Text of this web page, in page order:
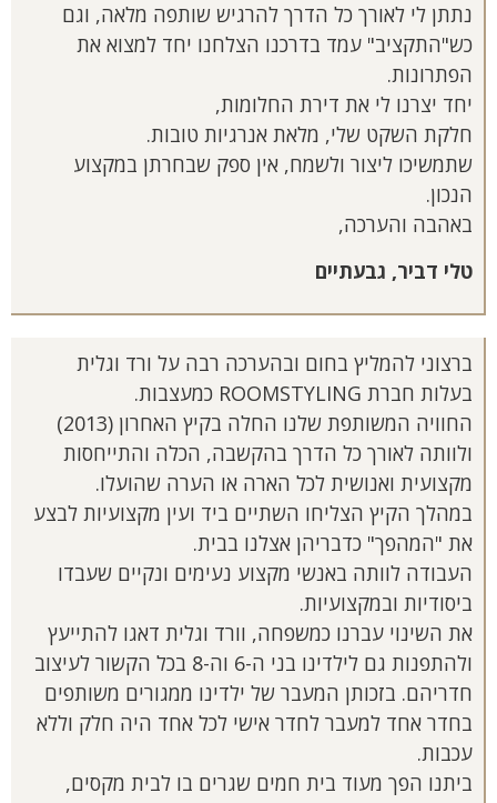
נתתן לי לאורך כל הדרך להרגיש שותפה מלאה, וגם
כש"התקציב" עמד בדרכנו הצלחנו יחד למצוא את
הפתרונות.
יחד יצרנו לי את דירת החלומות,
חלקת השקט שלי, מלאת אנרגיות טובות.
שתמשיכו ליצור ולשמח, אין ספק שבחרתן במקצוע
הנכון.
באהבה והערכה,
טלי דביר, גבעתיים
ברצוני להמליץ בחום ובהערכה רבה על ורד וגלית
בעלות חברת ROOMSTYLING כמעצבות.
החוויה המשותפת שלנו החלה בקיץ האחרון (2013)
ולוותה לאורך כל הדרך בהקשבה, הכלה והתייחסות
מקצועית ואנושית לכל הארה או הערה שהועלו.
במהלך הקיץ הצליחו השתיים ביד ועין מקצועיות לבצע
את "המהפך" כדבריהן אצלנו בבית.
העבודה לוותה באנשי מקצוע נעימים ונקיים שעבדו
ביסודיות ובמקצועיות.
את השינוי עברנו כמשפחה, וורד וגלית דאגו להתייעץ
ולהתפנות גם לילדינו בני ה-6 וה-8 בכל הקשור לעיצוב
חדריהם. בזכותן המעבר של ילדינו ממגורים משותפים
בחדר אחד למעבר לחדר אישי לכל אחד היה חלק וללא
עכבות.
ביתנו הפך מעוד בית חמים שגרים בו לבית מקסים,